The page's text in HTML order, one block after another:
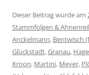
Dieser Beitrag wurde am
Stammfolgen &
Anckelmann, Bentwisch
Glückstadt,Granau,
Kroon, Martini, Meyer,